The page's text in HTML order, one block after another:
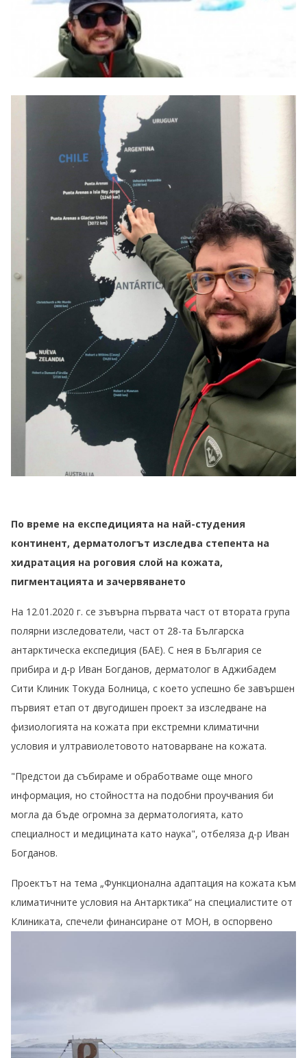
По време на експедицията на най-студения
континент, дерматологът изследва степента на
хидратация на роговия слой на кожата,
пигментацията и зачервяването
На 12.01.2020 г. се зъвърна първата част от втората група
полярни изследователи, част от 28-та Българска
антарктическа експедиция (БАЕ). С нея в България се
прибира и д-р Иван Богданов, дерматолог в Аджибадем
Сити Клиник Токуда Болница, с което успешно бе завършен
първият етап от двугодишен проект за изследване на
физиологията на кожата при екстремни климатични
условия и ултравиолетовото натоварване на кожата.
"Предстои да събираме и обработваме още много
информация, но стойността на подобни проучвания би
могла да бъде огромна за дерматологията, като
специалност и медицината като наука", отбеляза д-р Иван
Богданов.
Проектът на тема „Функционална адаптация на кожата към
климатичните условия на Антарктика“ на специалистите от
Клиниката, спечели финансиране от МОН, в оспорвено